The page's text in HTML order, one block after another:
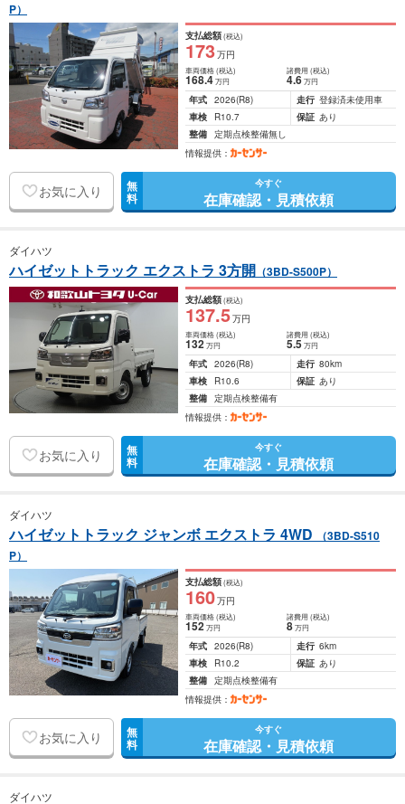
P）
支払総額(税込)
173万円
車両価格(税込)
168.4万円
諸費用 (税込)
4.6 万円
年式 2026(R8) 走行 登録済未使用車
車検
R10.7 保証 あり
整備 定期点検整備無し
情報提供：
お気に入り 無
料
今すぐ
在庫確認・見積依頼
ダイハツ
ハイゼットトラック エクストラ 3方開 （3BD-S500P）
支払総額(税込)
137.5万円
車両価格(税込)
132万円
諸費用 (税込)
5.5 万円
年式 2026(R8) 走行 80km
車検
R10.6 保証 あり
整備 定期点検整備有
情報提供：
お気に入り 無
料
今すぐ
在庫確認・見積依頼
ダイハツ
ハイゼットトラック ジャンボ エクストラ 4WD
（3BD-S510
P）
支払総額(税込)
160万円
車両価格(税込)
152万円
諸費用 (税込)
8 万円
年式 2026(R8) 走行 6km
車検
R10.2 保証 あり
整備 定期点検整備有
情報提供：
お気に入り 無
料
今すぐ
在庫確認・見積依頼
ダイハツ